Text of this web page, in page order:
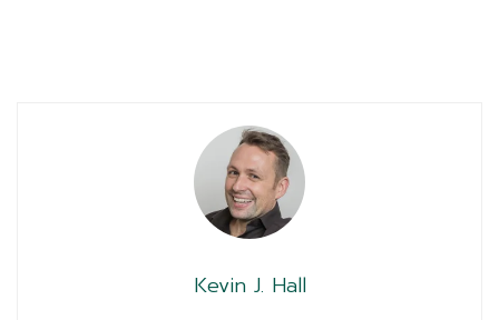
Kevin J. Hall